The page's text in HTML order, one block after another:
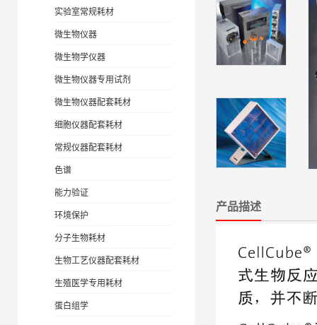
实验室常规耗材
微生物仪器
微生物学仪器
微生物仪器专用试剂
微生物仪器配套耗材
细胞仪器配套耗材
常规仪器配套耗材
色谱
能力验证
环境保护
分子生物耗材
生物工艺仪器配套耗材
生殖医学专用耗材
蛋白组学
产品描述